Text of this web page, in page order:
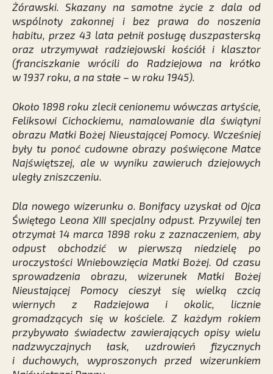
Żórawski. Skazany na samotne życie z dala od
wspólnoty zakonnej i bez prawa do noszenia
habitu, przez 43 lata pełnił posługę duszpasterską
oraz utrzymywał radziejowski kościół i klasztor
(franciszkanie wrócili do Radziejowa na krótko
w 1937 roku, a na stałe – w roku 1945).
Około 1898 roku zlecił cenionemu wówczas artyście,
Feliksowi Cichockiemu, namalowanie dla świątyni
obrazu Matki Bożej Nieustającej Pomocy. Wcześniej
były tu ponoć cudowne obrazy poświęcone Matce
Najświętszej, ale w wyniku zawieruch dziejowych
uległy zniszczeniu.
Dla nowego wizerunku o. Bonifacy uzyskał od Ojca
Świętego Leona XIII specjalny odpust. Przywilej ten
otrzymał 14 marca 1898 roku z zaznaczeniem, aby
odpust obchodzić w pierwszą niedzielę po
uroczystości Wniebowzięcia Matki Bożej. Od czasu
sprowadzenia obrazu, wizerunek Matki Bożej
Nieustającej Pomocy cieszył się wielką czcią
wiernych z Radziejowa i okolic, licznie
gromadzących się w kościele. Z każdym rokiem
przybywało świadectw zawierających opisy wielu
nadzwyczajnych łask, uzdrowień fizycznych
i duchowych, wyproszonych przed wizerunkiem